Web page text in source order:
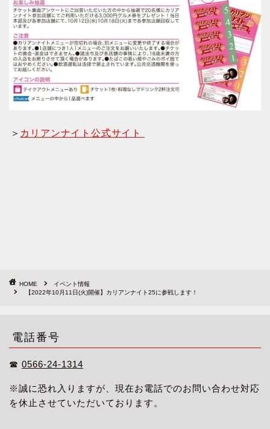
＞ カリアンナイト公式サイト
HOME
イベント情報
【2022年10月11日(火)開催】カリアンナイト25に参戦します！
電話番号
☎︎ 0566-24-1314
※誠に恐れ入りますが、現在お電話でのお問い合わせ対応
を休止させていただいております。